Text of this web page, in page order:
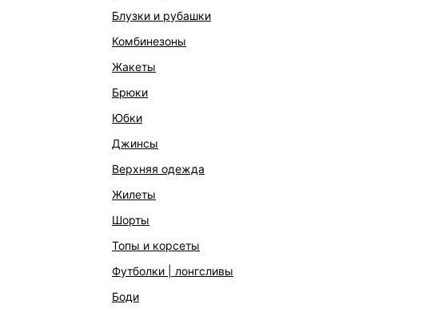
блузки и рубашки
комбинезоны
жакеты
брюки
юбки
джинсы
верхняя одежда
жилеты
шорты
топы и корсеты
футболки | лонгсливы
боди
ОФИСНАЯ КОЛЛЕКЦИЯ
ЭКСКЛЮЗИВНО ОНЛАЙН